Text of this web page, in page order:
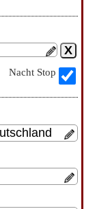
Nacht Stop